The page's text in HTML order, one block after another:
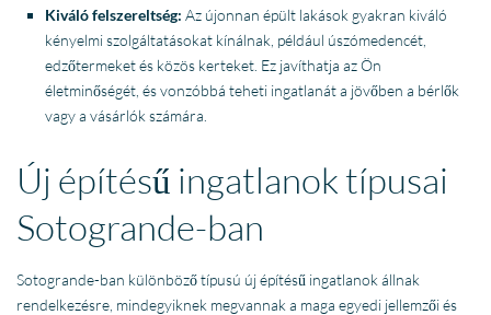
Kiváló felszereltség: Az újonnan épült lakások gyakran kiváló
kényelmi szolgáltatásokat kínálnak, például úszómedencét,
edzőtermeket és közös kerteket. Ez javíthatja az Ön
életminőségét, és vonzóbbá teheti ingatlanát a jövőben a bérlők
vagy a vásárlók számára.
Új építésű ingatlanok típusai
Sotogrande-ban
Sotogrande-ban különböző típusú új építésű ingatlanok állnak
rendelkezésre, mindegyiknek megvannak a maga egyedi jellemzői és